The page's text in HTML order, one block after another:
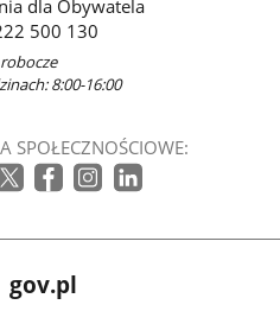
dla Obywatela
500 130
8:00-16:00
SPOŁECZNOŚCIOWE:
Strona
gov.pl